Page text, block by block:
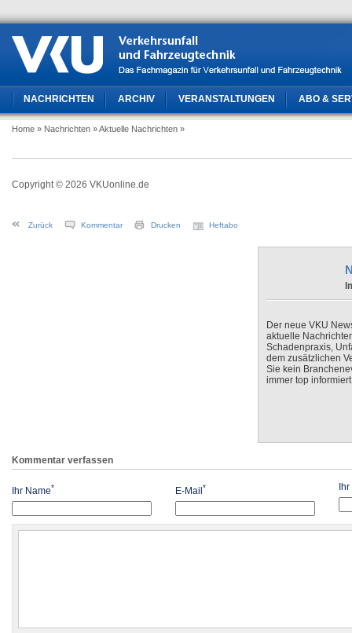
NACHRICHTEN ARCHIV VERANSTALTUNGEN ABO &
Home » Nachrichten » Aktuelle Nachrichten »
Copyright © 2026 VKUonline.de
Zurück Kommentar Drucken Heftabo
Der neue VKU
aktuelle
Schadenpraxis,
dem zusätzlichen
Sie kein
immer top
Kommentar verfassen
Ihr Name* E-Mail *